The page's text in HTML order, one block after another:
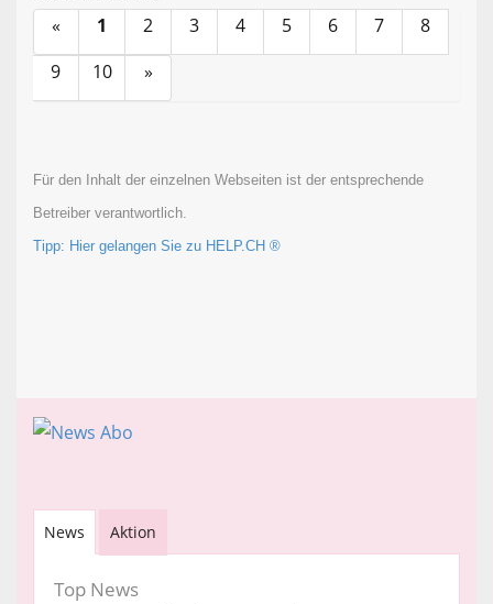
«
1 2 3 4 5 6 7
8
9
10 »
Für den Inhalt der einzelnen Webseiten ist der entsprechende
Betreiber verantwortlich.
Tipp: Hier gelangen Sie zu HELP.CH ®
News Aktion
Top News